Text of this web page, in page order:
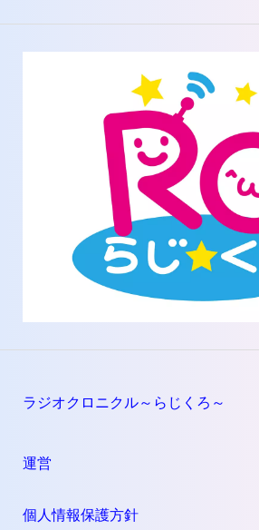
ラジオクロニクル～らじくろ～
運営
個人情報保護方針